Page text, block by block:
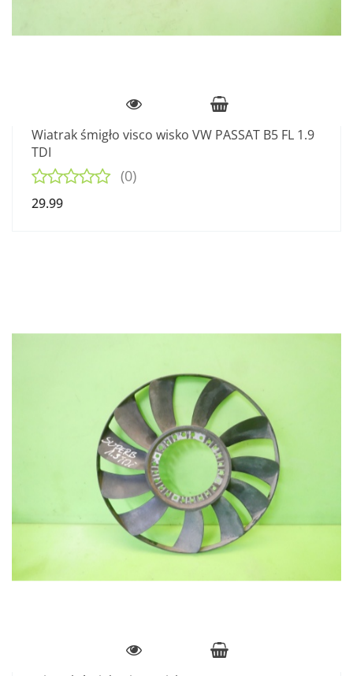
Wiatrak śmigło visco wisko VW PASSAT B5 FL 1.9
TDI
(0)
29.99